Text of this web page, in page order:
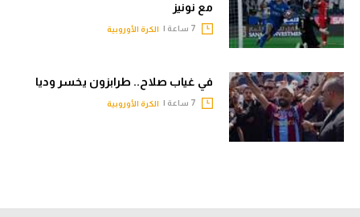
مع نونيز
الكرة الأوروبية
في غياب صلاح.. طرابزون يخسر وديا
الكرة الأوروبية